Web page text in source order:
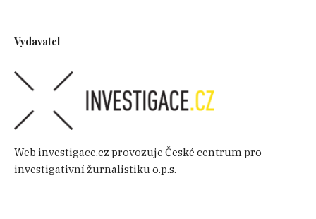
Vydavatel
Web investigace.cz provozuje České centrum pro
investigativní žurnalistiku o.p.s.